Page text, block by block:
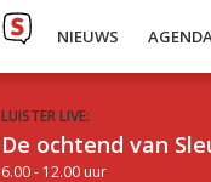
NIEUWS
LUISTER LIVE:
De ochtend van
6.00 - 12.00 uur